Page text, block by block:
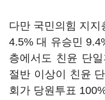
다만 국민의힘 지
4.5% 대 유승민
층에서도 친윤 단
절반 이상이 친윤
회가 당원투표